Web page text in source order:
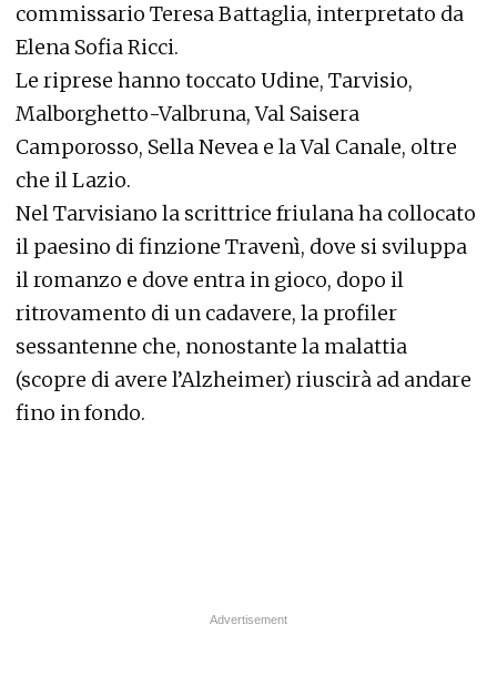
commissario Teresa Battaglia, interpretato da
Elena Sofia Ricci.
Le riprese hanno toccato Udine, Tarvisio,
Malborghetto-Valbruna, Val Saisera
Camporosso, Sella Nevea e la Val Canale, oltre
che il Lazio.
Nel Tarvisiano la scrittrice friulana ha collocato
il paesino di finzione Travenì, dove si sviluppa
il romanzo e dove entra in gioco, dopo il
ritrovamento di un cadavere, la profiler
sessantenne che, nonostante la malattia
(scopre di avere l’Alzheimer) riuscirà ad andare
fino in fondo.